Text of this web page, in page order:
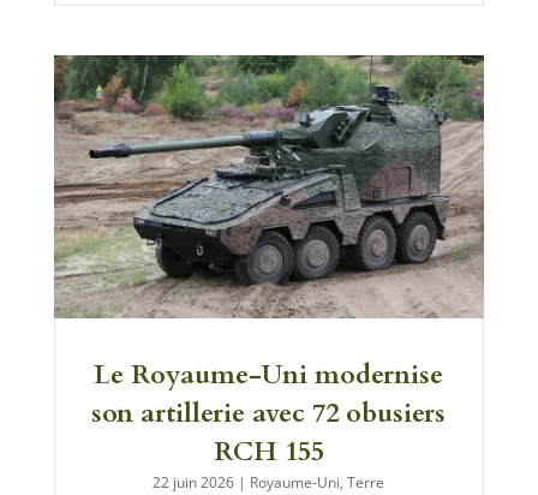
Le Royaume-Uni modernise
son artillerie avec 72 obusiers
RCH 155
22 juin 2026 | Royaume-Uni,Terre